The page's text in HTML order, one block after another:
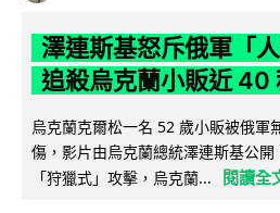
澤連斯基怒斥俄軍「
追殺烏克蘭小販近 40
烏克蘭克爾松一名 52 歲小販被俄軍
傷，影片由烏克蘭總統澤連斯基公
「狩獵式」攻擊，烏克蘭...
閱讀全